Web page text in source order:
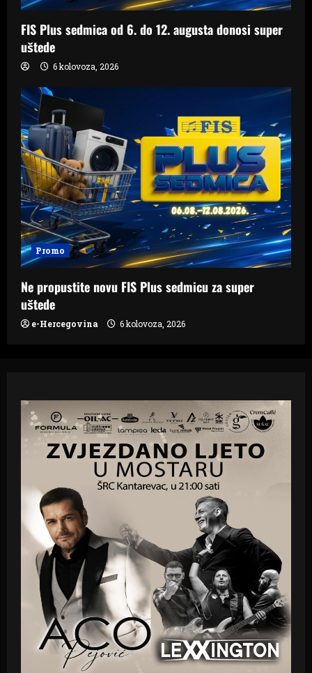
FIS Plus sedmica od 6. do 12. augusta donosi super
uštede
6 kolovoza, 2026
Promo
Ne propustite novu FIS Plus sedmicu za super
uštede
e-Hercegovina 6 kolovoza, 2026